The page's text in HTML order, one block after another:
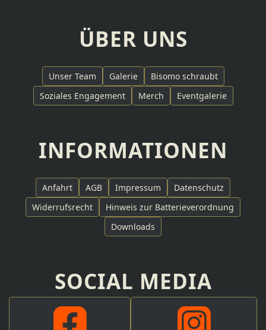
ÜBER UNS
Unser Team Galerie
Bisomo schraubt
Soziales Engagement
Merch Eventgalerie
INFORMATIONEN
Anfahrt AGB Impressum
Datenschutz
Widerrufsrecht
Hinweis zur Batterieverordnung
Downloads
SOCIAL MEDIA